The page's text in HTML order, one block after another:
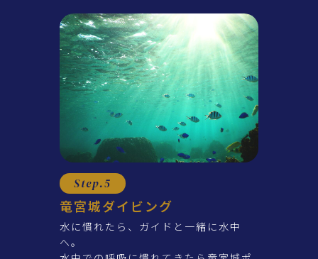
Step.5
竜宮城ダイビング
水に慣れたら、ガイドと一緒に水中
へ。